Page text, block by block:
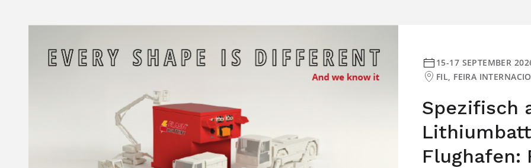
Spezifisch
Flughafen:
15-17 SEPTEMBER
FIL, FEIRA